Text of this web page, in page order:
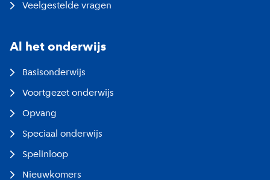
Veelgestelde vragen
Al het onderwijs
Basisonderwijs
Voortgezet onderwijs
Opvang
Speciaal onderwijs
Spelinloop
Nieuwkomers